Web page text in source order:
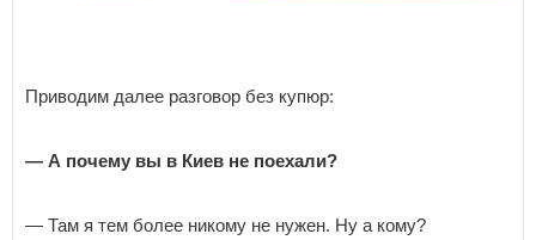
Приводим далее разговор без купюр:
— А почему вы в Киев не поехали?
— Там я тем более никому не нужен. Ну а кому?